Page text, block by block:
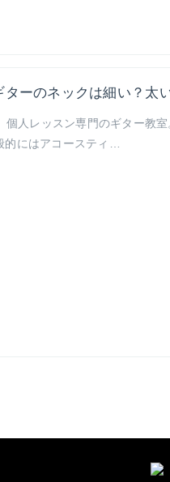
ーのネックは細い？太
個人レッスン専門のギター教
にはアコースティ…